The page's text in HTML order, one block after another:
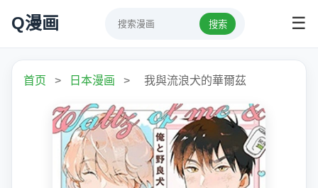
Q漫画 搜索 ☰
首页 > 日本漫画 > 我與流浪犬的華爾茲